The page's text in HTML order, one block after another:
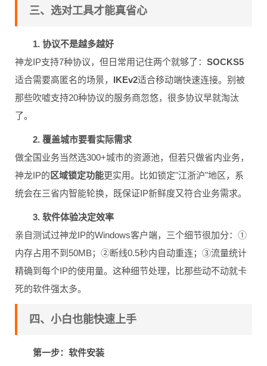
三、选对工具才能真省心
1. 协议不是越多越好
神龙IP支持7种协议，但日常用记住两个就够了： SOCKS5
适合需要高匿名的场景， IKEv2适合移动端快速连接。别被
那些吹嘘支持20种协议的服务商忽悠，很多协议早就淘汰
了。
2. 覆盖城市要看实际需求
做全国业务当然选300+城市的资源池，但若只做省内业务，
神龙IP的 区域锁定功能更实用。比如锁定"江浙沪"地区，系
统会在三省内智能轮换，既保证IP新鲜度又符合业务需求。
3. 软件体验决定效率
亲自测试过神龙IP的Windows客户端，三个细节很加分：①
内存占用不到50MB；②断线0.5秒内自动重连；③流量统计
精确到每个IP的使用量。这种细节处理，比那些动不动就卡
死的软件强太多。
四、小白也能快速上手
第一步：软件安装